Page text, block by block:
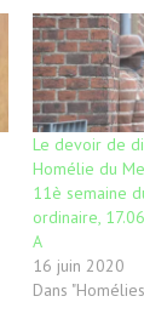
Le devoir de
Homélie du
11è semaine
ordinaire,
A
16 juin 2020
Dans